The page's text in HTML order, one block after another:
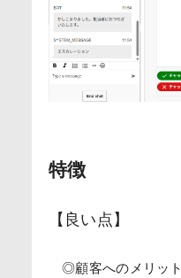
特徴
【良い点】
◎顧客へのメリット